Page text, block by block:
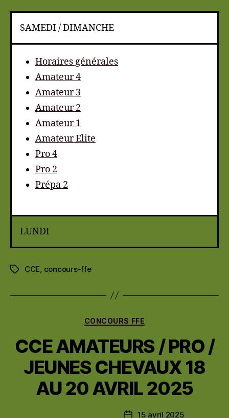
SAMEDI / DIMANCHE
Horaires générales
Amateur 4
Amateur 3
Amateur 2
Amateur 1
Amateur Elite
Pro 4
Pro 2
Prépa 2
LUNDI
Étiquettes
CCE concours-ffe
Catégories
CONCOURS FFE
CCE AMATEURS / PRO /
JEUNES CHEVAUX 18
AU 20 AVRIL 2025
Date15 avril 2025